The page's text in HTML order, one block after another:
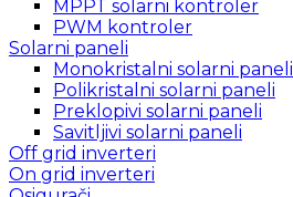
MPPT solarni kontroler
PWM kontroler
Solarni paneli
Monokristalni solarni paneli
Polikristalni solarni paneli
Preklopivi solarni paneli
Savitljivi solarni paneli
Off grid inverteri
On grid inverteri